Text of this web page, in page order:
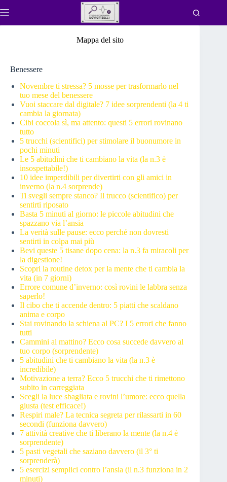
al
Mappa del sito
Benessere
Novembre ti stressa? 5 mosse per trasformarlo nel
tuo mese del benessere
Vuoi staccare dal digitale? 7 idee sorprendenti (la 4 ti
cambia la giornata)
Cibi coccola sì, ma attento: questi 5 errori rovinano
tutto
5 trucchi (scientifici) per stimolare il buonumore in
pochi minuti
Le 5 abitudini che ti cambiano la vita (la n.3 è
insospettabile!)
10 idee imperdibili per divertirti con gli amici in
inverno (la n.4 sorprende)
Ti svegli sempre stanco? Il trucco (scientifico) per
sentirti riposato
Basta 5 minuti al giorno: le piccole abitudini che
spazzano via l’ansia
La verità sulle pause: ecco perché non dovresti
sentirti in colpa mai più
Bevi queste 5 tisane dopo cena: la n.3 fa miracoli per
la digestione!
Scopri la routine detox per la mente che ti cambia la
vita (in 7 giorni)
Errore comune d’inverno: così rovini le labbra senza
saperlo!
Il cibo che ti accende dentro: 5 piatti che scaldano
anima e corpo
Stai rovinando la schiena al PC? I 5 errori che fanno
tutti
Cammini al mattino? Ecco cosa succede davvero al
tuo corpo (sorprendente)
5 abitudini che ti cambiano la vita (la n.3 è
incredibile)
Motivazione a terra? Ecco 5 trucchi che ti rimettono
subito in carreggiata
Scegli la luce sbagliata e rovini l’umore: ecco quella
giusta (test efficace!)
Respiri male? La tecnica segreta per rilassarti in 60
secondi (funziona davvero)
7 attività creative che ti liberano la mente (la n.4 è
sorprendente)
5 pasti vegetali che saziano davvero (il 3° ti
sorprenderà)
5 esercizi semplici contro l’ansia (il n.3 funziona in 2
minuti)